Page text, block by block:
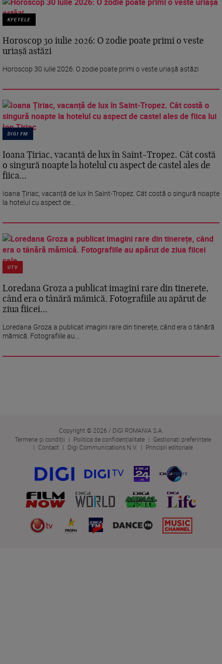
KFETELE
Horoscop 30 iulie 2026: O zodie poate primi o veste
uriașă astăzi
Horoscop 30 iulie 2026: O zodie poate primi o veste uriașă astăzi
DIGI FM
Ioana Țiriac, vacanță de lux în Saint-Tropez. Cât costă
o singură noapte la hotelul cu aspect de castel ales de
fiica...
Ioana Țiriac, vacanță de lux în Saint-Tropez. Cât costă o singură noapte
la hotelul cu aspect de...
UTV
Loredana Groza a publicat imagini rare din tinerețe,
când era o tânără mămică. Fotografiile au apărut de
ziua fiicei...
Loredana Groza a publicat imagini rare din tinerețe, când era o tânără
mămică. Fotografiile au...
Copyright © 2026 / DIGI ROMANIA S.A.
Termene și condiții
Politica de confidențialitate
Gestionați preferințele
Contact
Digi Communications N.V. Principii editoriale